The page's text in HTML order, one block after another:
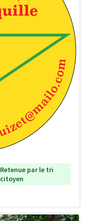
Retenue par le tri
citoyen